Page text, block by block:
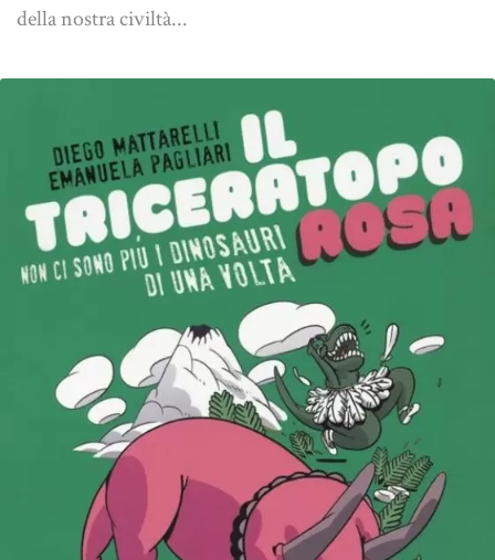
della nostra civiltà...